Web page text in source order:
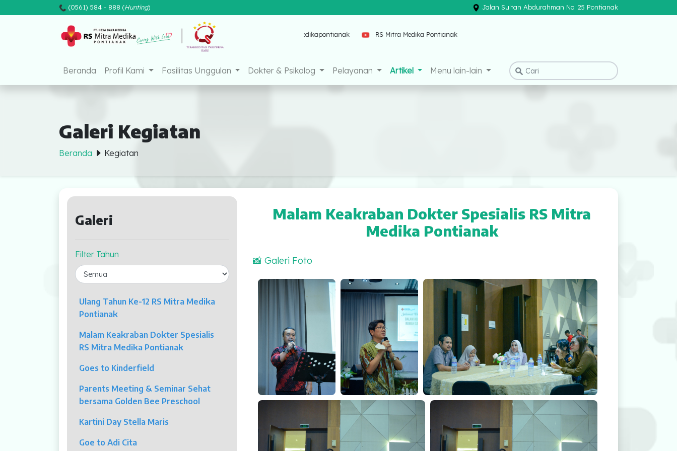
(0561) 584 - 888 (Hunting) Jalan Sultan Abdurahman No. 25 Pontianak
Mitra Medika Pontianak mitramedikapontianak RS Mitra Medika Pontianak
Beranda Profil Kami Fasilitas Unggulan Dokter & Psikolog Pelayanan Artikel Menu lain-lain
Profil Kami
Profil Kami
Fasilitas Unggulan
Endoskopi
Laparaskopi
Multi Slice CT-Scan 128 Slices
Dialisis
Mamografi
Galeri Kegiatan
Beranda Kegiatan
Galeri
Filter Tahun
Ulang Tahun Ke-12 RS Mitra Medika
Pontianak
Malam Keakraban Dokter Spesialis
RS Mitra Medika Pontianak
Goes to Kinderfield
Parents Meeting & Seminar Sehat
bersama Golden Bee Preschool
Kartini Day Stella Maris
Goe to Adi Cita
Malam Keakraban Dokter Spesialis RS Mitra
Medika Pontianak
📸 Galeri Foto
Malam Keakraban Dokter
Spesialis RS Mitra Medika
Malam Keakraban Dokter
Spesialis RS Mitra Medika
Malam Keakraban Dokter Spesialis RS Mitra Medika
Pontianak
Malam Keakraban Dokter Spesialis RS Mitra Medika
Malam Keakraban Dokter Spesialis RS Mitra Medika